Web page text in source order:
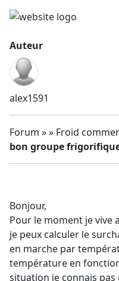
Auteur
alex1591
Forum » » Froid
bon groupe
Bonjour,
Pour le moment je vive
je peux calculer le
en marche par
température en
situation je connais